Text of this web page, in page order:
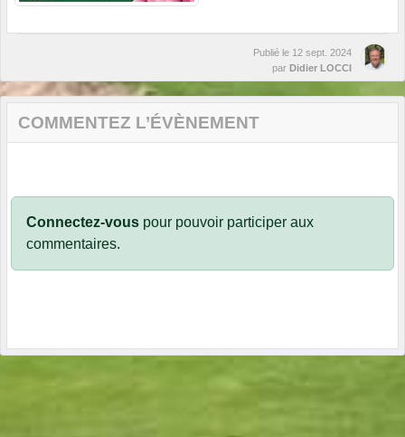
Publié le 12 sept. 2024
par Didier LOCCI
COMMENTEZ L’ÉVÈNEMENT
Connectez-vous pour pouvoir participer aux
commentaires.